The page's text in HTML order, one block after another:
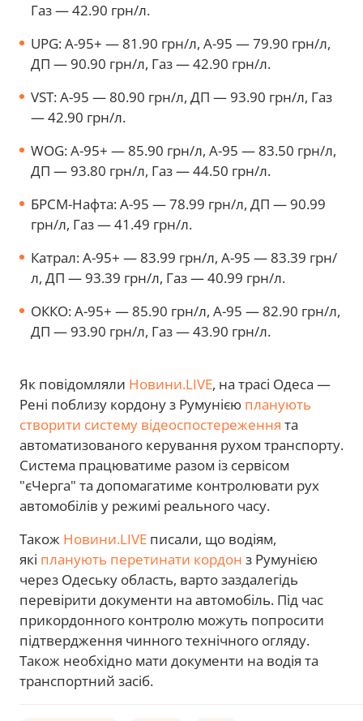
Газ — 42.90 грн/л.
UPG: А-95+ — 81.90 грн/л, А-95 — 79.90 грн/л,
ДП — 90.90 грн/л, Газ — 42.90 грн/л.
VST: А-95 — 80.90 грн/л, ДП — 93.90 грн/л, Газ
— 42.90 грн/л.
WOG: А-95+ — 85.90 грн/л, А-95 — 83.50 грн/л,
ДП — 93.80 грн/л, Газ — 44.50 грн/л.
БРСМ-Нафта: А-95 — 78.99 грн/л, ДП — 90.99
грн/л, Газ — 41.49 грн/л.
Катрал: А-95+ — 83.99 грн/л, А-95 — 83.39 грн/
л, ДП — 93.39 грн/л, Газ — 40.99 грн/л.
ОККО: А-95+ — 85.90 грн/л, А-95 — 82.90 грн/л,
ДП — 93.90 грн/л, Газ — 43.90 грн/л.
Як повідомляли Новини.LIVE, на трасі Одеса —
Рені поблизу кордону з Румунією планують
створити систему відеоспостереження та
автоматизованого керування рухом транспорту.
Система працюватиме разом із сервісом
"єЧерга" та допомагатиме контролювати рух
автомобілів у режимі реального часу.
Також Новини.LIVE писали, що водіям,
які планують перетинати кордон з Румунією
через Одеську область, варто заздалегідь
перевірити документи на автомобіль. Під час
прикордонного контролю можуть попросити
підтвердження чинного технічного огляду.
Також необхідно мати документи на водія та
транспортний засіб.